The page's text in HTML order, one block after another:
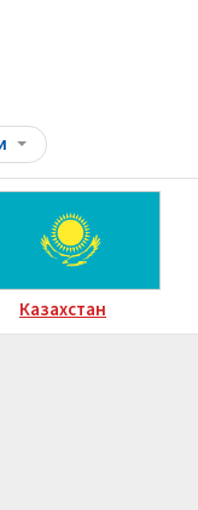
Казахстан